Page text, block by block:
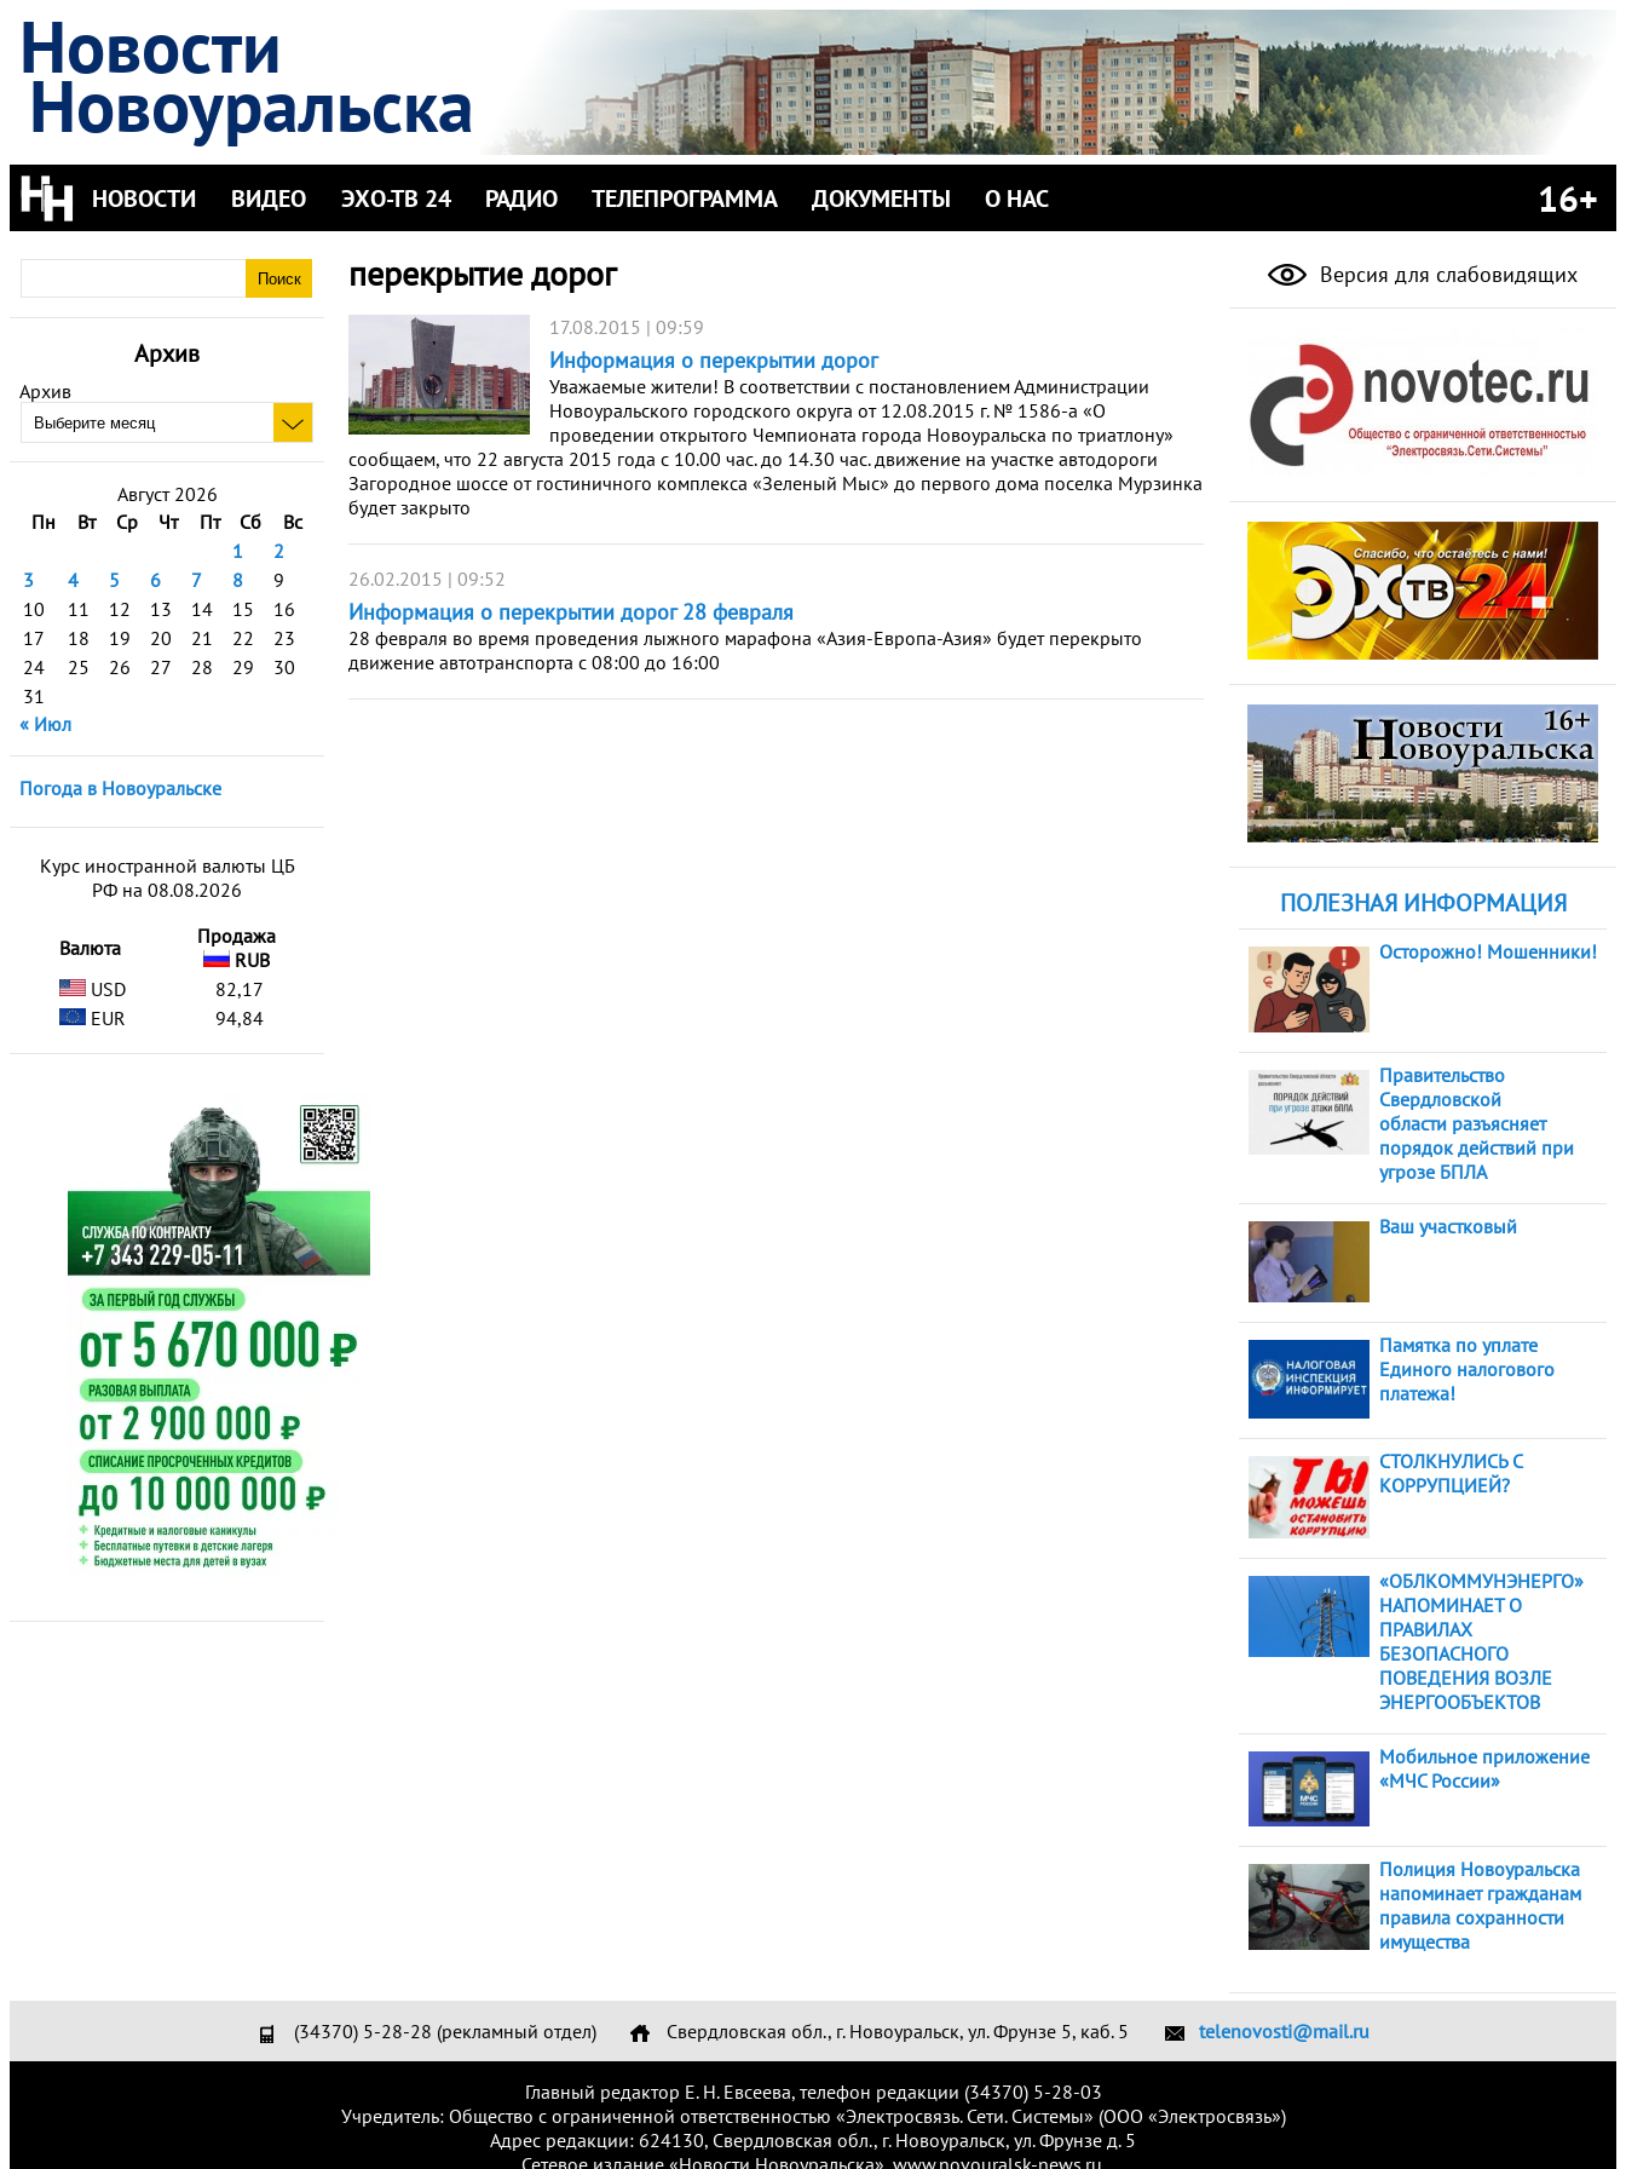
Новости
Новоуральска
НОВОСТИ ВИДЕО ЭХО-ТВ 24 РАДИО ТЕЛЕПРОГРАММА ДОКУМЕНТЫ О НАС 16+
Архив
Архив
Август 2026
Пн
Вт Ср Чт Пт Сб
Вс
1
2
3
4 5 6 7 8
9
10
11 12 13 14 15
16
17
18 19 20 21 22
23
24
25 26 27 28 29
30
31
« Июл
Погода в Новоуральске
Курс иностранной валюты ЦБ
РФ на 08.08.2026
Валюта
Продажа
RUB
USD
82,17
EUR
94,84
перекрытие дорог
17.08.2015 | 09:59
Информация о перекрытии дорог
Уважаемые жители! В соответствии с постановлением Администрации
Новоуральского городского округа от 12.08.2015 г. № 1586-а «О
проведении открытого Чемпионата города Новоуральска по триатлону»
сообщаем, что 22 августа 2015 года с 10.00 час. до 14.30 час. движение на участке автодороги
Загородное шоссе от гостиничного комплекса «Зеленый Мыс» до первого дома поселка Мурзинка
будет закрыто
26.02.2015 | 09:52
Информация о перекрытии дорог 28 февраля
28 февраля во время проведения лыжного марафона «Азия-Европа-Азия» будет перекрыто
движение автотранспорта с 08:00 до 16:00
Версия для слабовидящих
ПОЛЕЗНАЯ ИНФОРМАЦИЯ
Осторожно! Мошенники!
Правительство
Свердловской
области разъясняет
порядок действий при
угрозе БПЛА
Ваш участковый
Памятка по уплате
Единого налогового
платежа!
СТОЛКНУЛИСЬ С
КОРРУПЦИЕЙ?
«ОБЛКОММУНЭНЕРГО»
НАПОМИНАЕТ О
ПРАВИЛАХ
БЕЗОПАСНОГО
ПОВЕДЕНИЯ ВОЗЛЕ
ЭНЕРГООБЪЕКТОВ
Мобильное приложение
«МЧС России»
Полиция Новоуральска
напоминает гражданам
правила сохранности
имущества
(34370) 5-28-28 (рекламный отдел) Свердловская обл., г. Новоуральск, ул. Фрунзе 5, каб. 5 telenovosti@mail.ru
Главный редактор Е. Н. Евсеева, телефон редакции (34370) 5-28-03
Учредитель: Общество с ограниченной ответственностью «Электросвязь. Сети. Системы» (ООО «Электросвязь»)
Адрес редакции: 624130, Свердловская обл., г. Новоуральск, ул. Фрунзе д. 5